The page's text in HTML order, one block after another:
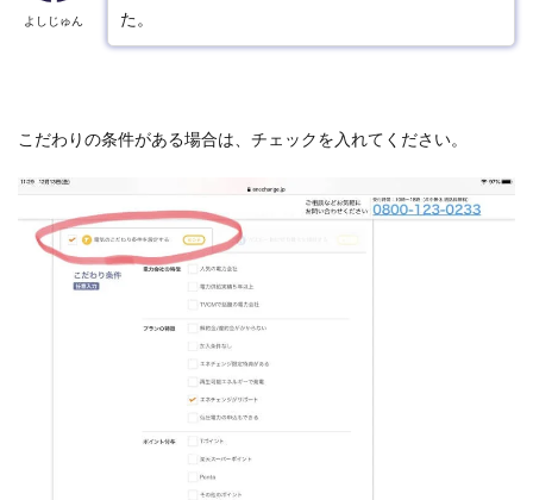
よしじゅん
た。
こだわりの条件がある場合は、チェックを入れてください。